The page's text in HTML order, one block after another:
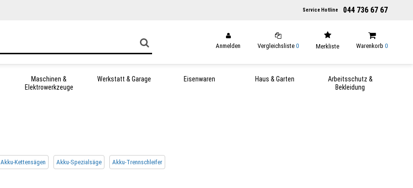
Service Hotline 044 736 67 67
Anmelden Vergleichsliste 0 Merkliste Warenkorb 0
Maschinen &
Elektrowerkzeuge
Werkstatt & Garage Eisenwaren Haus & Garten
Arbeitsschutz &
Bekleidung
Akku-Kettensägen Akku-Spezialsäge Akku-Trennschleifer